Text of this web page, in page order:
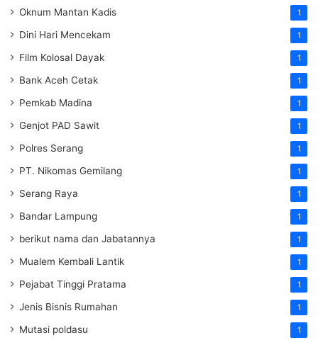
Oknum Mantan Kadis 1
Dini Hari Mencekam 1
Film Kolosal Dayak 1
Bank Aceh Cetak 1
Pemkab Madina 1
Genjot PAD Sawit 1
Polres Serang 1
PT. Nikomas Gemilang 1
Serang Raya 1
Bandar Lampung 1
berikut nama dan Jabatannya 1
Mualem Kembali Lantik 1
Pejabat Tinggi Pratama 1
Jenis Bisnis Rumahan 1
Mutasi poldasu 1